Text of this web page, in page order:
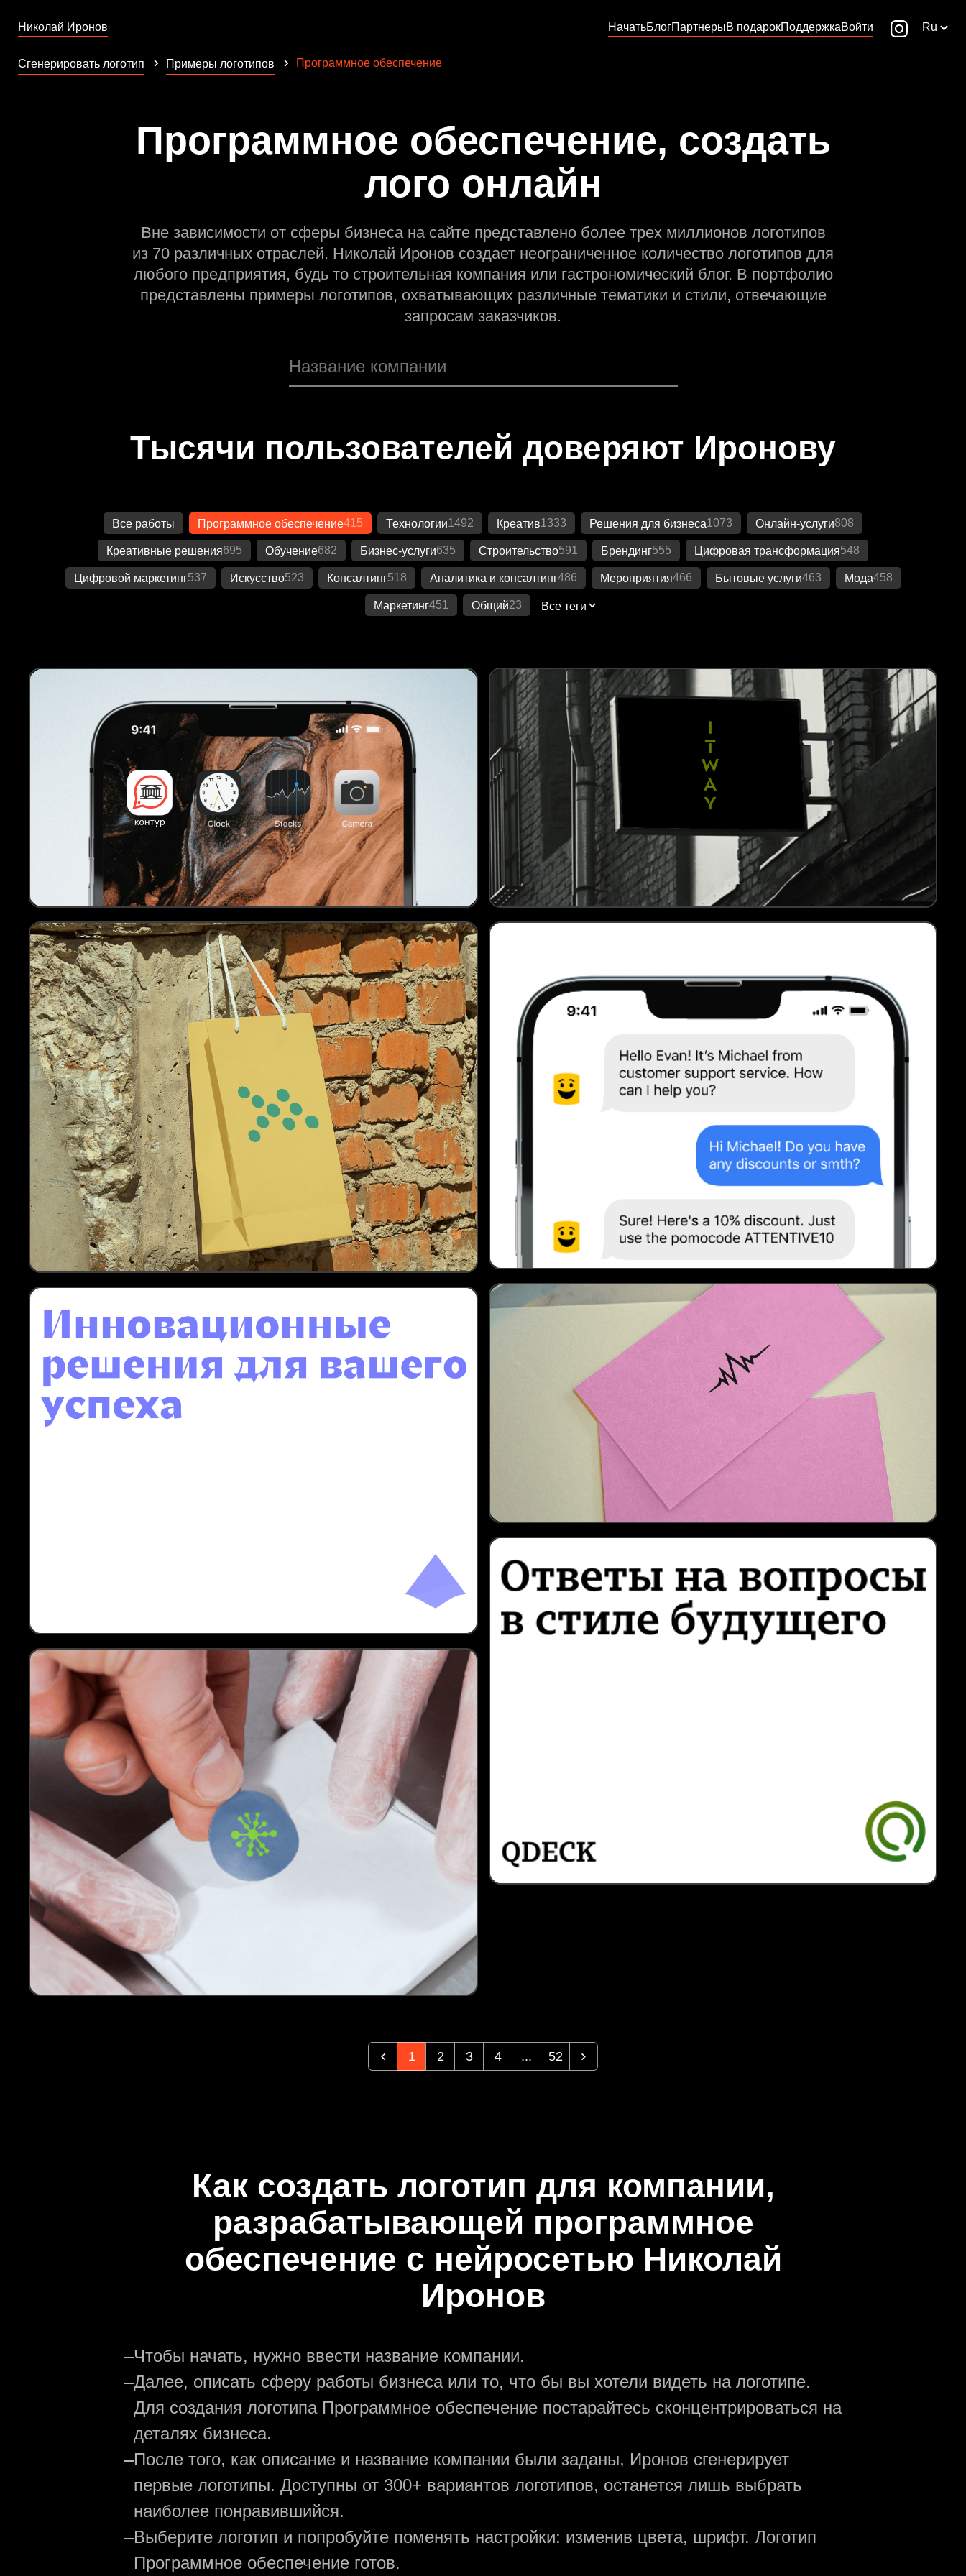
Николай Иронов НачатьБлогПартнерыВ подарокПоддержкаВойти Ru
Сгенерировать логотип Примеры логотипов Программное обеспечение
Программное обеспечение, создать
лого онлайн
Вне зависимости от сферы бизнеса на сайте представлено более трех миллионов логотипов
из 70 различных отраслей. Николай Иронов создает неограниченное количество логотипов для
любого предприятия, будь то строительная компания или гастрономический блог. В портфолио
представлены примеры логотипов, охватывающих различные тематики и стили, отвечающие
запросам заказчиков.
Тысячи пользователей доверяют Иронову
Все работы Программное обеспечение415 Технологии1492 Креатив1333 Решения для бизнеса1073 Онлайн-услуги808
Креативные решения695 Обучение682 Бизнес-услуги635 Строительство591 Брендинг555 Цифровая трансформация548
Цифровой маркетинг537 Искусство523 Консалтинг518 Аналитика и консалтинг486 Мероприятия466 Бытовые услуги463 Мода458
Маркетинг451 Общий23 Все теги
1 2 3 4 ... 52
Как создать логотип для компании,
разрабатывающей программное
обеспечение с нейросетью Николай
Иронов
—Чтобы начать, нужно ввести название компании.
—Далее, описать сферу работы бизнеса или то, что бы вы хотели видеть на логотипе.
Для создания логотипа Программное обеспечение постарайтесь сконцентрироваться на
деталях бизнеса.
—После того, как описание и название компании были заданы, Иронов сгенерирует
первые логотипы. Доступны от 300+ вариантов логотипов, останется лишь выбрать
наиболее понравившийся.
—Выберите логотип и попробуйте поменять настройки: изменив цвета, шрифт. Логотип
Программное обеспечение готов.